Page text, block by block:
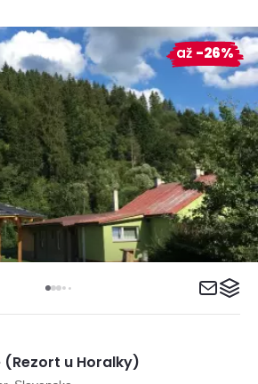
(Rezort u Horalky)
až -26%